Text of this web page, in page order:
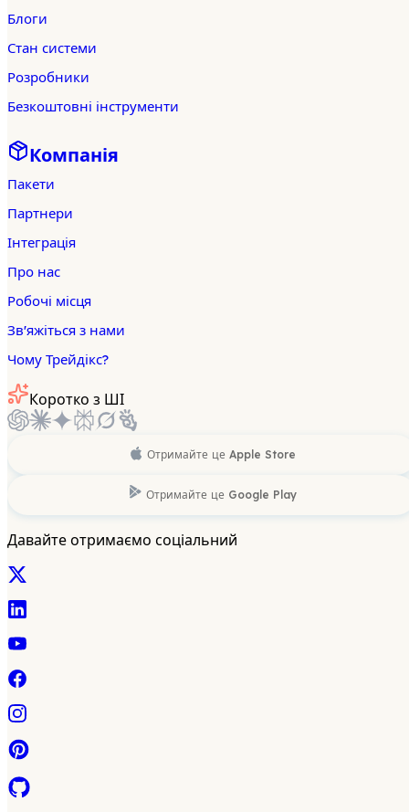
Блоги
Стан системи
Розробники
Безкоштовні інструменти
Компанія
Пакети
Партнери
Інтеграція
Про нас
Робочі місця
Зв'яжіться з нами
Чому Трейдікс?
Коротко з ШІ
Отримайте це Apple Store
Отримайте це Google Play
Давайте отримаємо соціальний